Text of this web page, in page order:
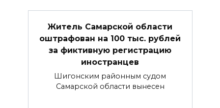
Житель Самарской области
оштрафован на 100 тыс. рублей
за фиктивную регистрацию
иностранцев
Шигонским районным судом
Самарской области вынесен